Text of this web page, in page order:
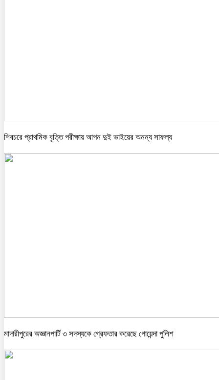
শিবচরে প্রাথমিক বৃত্তি পরীক্ষায় আপন দুই ভাইয়ের অনন্য সাফল্য
মাদারীপুরের অজ্ঞানপার্টি ৩ সদস্যকে গ্রেফতার করেছে গোয়েন্দা পুলিশ